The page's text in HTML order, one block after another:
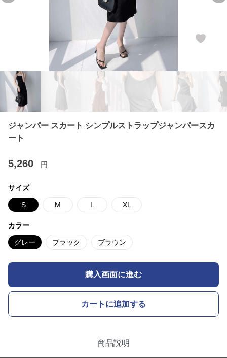
ジャンパー スカート シンプルストラップジャンパースカ
ート
5,260 円
サイズ
S M L XL
カラー
グレー ブラック ブラウン
購入画面に進む
カートに追加する
商品説明